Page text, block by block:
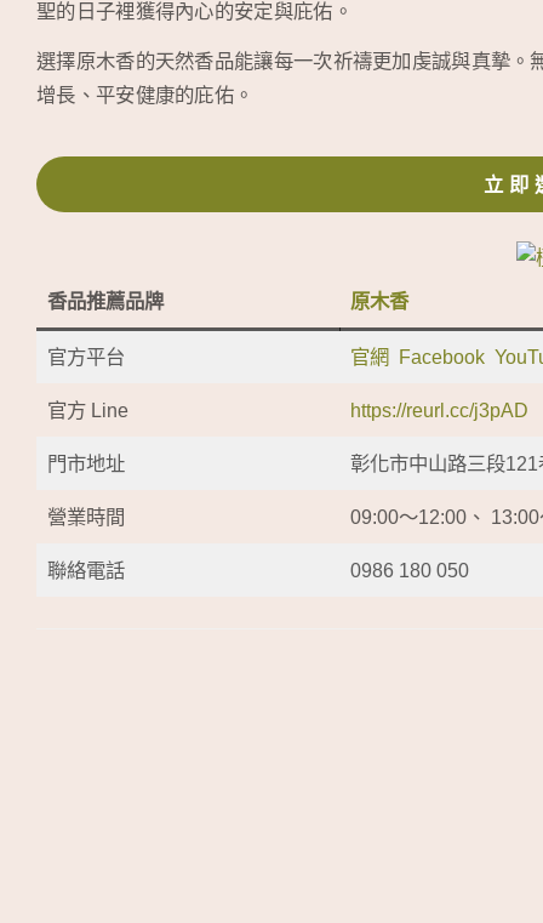
聖的日子裡獲得內心的安定與庇佑。
選擇原木香的天然香品能讓每一次祈禱更加虔誠與真摯
增長、平安健康的庇佑。
立即
香品推薦品牌 原木香
官方平台 官網 Facebook
官方 Line https://reurl.cc/j3pAD
門市地址 彰化市中山路三段
營業時間 09:00～12:00、
聯絡電話 0986 180 050